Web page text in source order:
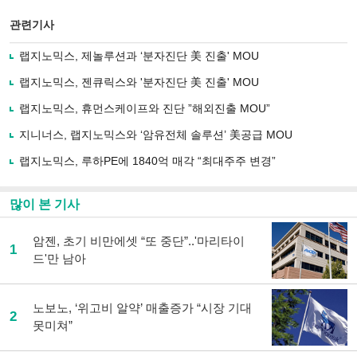
로
기
사
유
기
관련기사
랩지노믹스, 제놀루션과 ‘분자진단 美 진출' MOU
랩지노믹스, 젠큐릭스와 '분자진단 美 진출' MOU
랩지노믹스, 휴먼스케이프와 진단 ”해외진출 MOU”
지니너스, 랩지노믹스와 ‘암유전체 솔루션’ 美공급 MOU
랩지노믹스, 루하PE에 1840억 매각 “최대주주 변경”
많이 본 기사
1
암젠, 초기 비만에셋 “또 중단”..'마리타이
드'만 남아
2
노보노, ‘위고비 알약’ 매출증가 “시장 기대
못미쳐”